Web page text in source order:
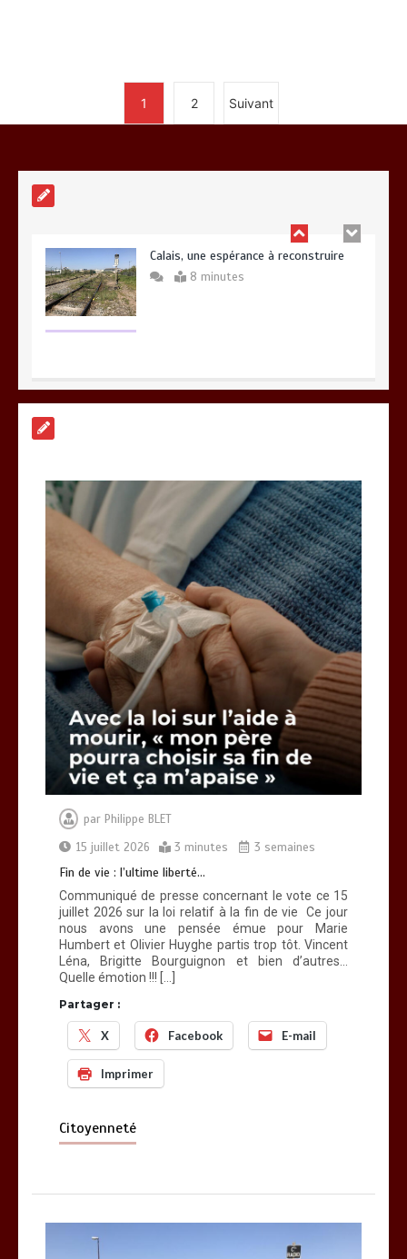
1 2 Suivant
Fin de vie : l’ultime liberté…
3 minutes
Calais, une espérance à reconstruire
8 minutes
Vœux 2026, la tradition a du bon
3 minutes
Fin de vie : l’ultime liberté…
3 minutes
par Philippe BLET
15 juillet 2026
3 minutes 3 semaines
Fin de vie : l’ultime liberté…
Communiqué de presse concernant le vote ce 15
juillet 2026 sur la loi relatif à la fin de vie Ce jour
nous avons une pensée émue pour Marie
Humbert et Olivier Huyghe partis trop tôt. Vincent
Léna, Brigitte Bourguignon et bien d’autres…
Quelle émotion !!! […]
Partager :
X Facebook E-mail
Imprimer
Citoyenneté